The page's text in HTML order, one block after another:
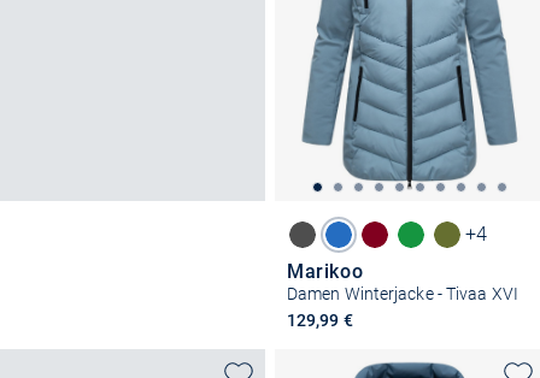
+4
Marikoo
Damen Winterjacke - Tivaa XVI
129,99 €